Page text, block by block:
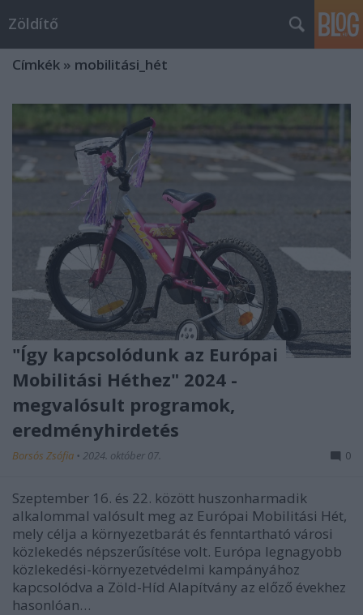
Zöldítő
Címkék » mobilitási_hét
"Így kapcsolódunk az Európai
Mobilitási Héthez" 2024 -
megvalósult programok,
eredményhirdetés
Borsós Zsófia • 2024. október 07. 0
Szeptember 16. és 22. között huszonharmadik
alkalommal valósult meg az Európai Mobilitási Hét,
mely célja a környezetbarát és fenntartható városi
közlekedés népszerűsítése volt. Európa legnagyobb
közlekedési-környezetvédelmi kampányához
kapcsolódva a Zöld-Híd Alapítvány az előző évekhez
hasonlóan…